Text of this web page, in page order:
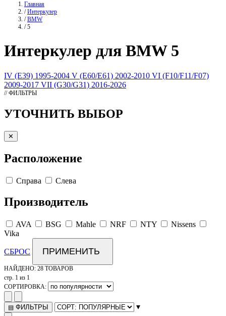
Главная
/ Интеркулер
/ BMW
/ 5
Интеркулер для BMW 5
IV (E39) 1995-2004 V (E60/E61) 2002-2010 VI (F10/F11/F07)
2009-2017 VII (G30/G31) 2016-2026
// ФИЛЬТРЫ
УТОЧНИТЬ ВЫБОР
✕
Расположение
Справа Слева
Производитель
AVA BSG Mahle NRF NTY
Nissens
Vika
СБРОС ПРИМЕНИТЬ
НАЙДЕНО: 28 ТОВАРОВ
стр. 1 из 1
СОРТИРОВКА:
▤ ФИЛЬТРЫ ▾